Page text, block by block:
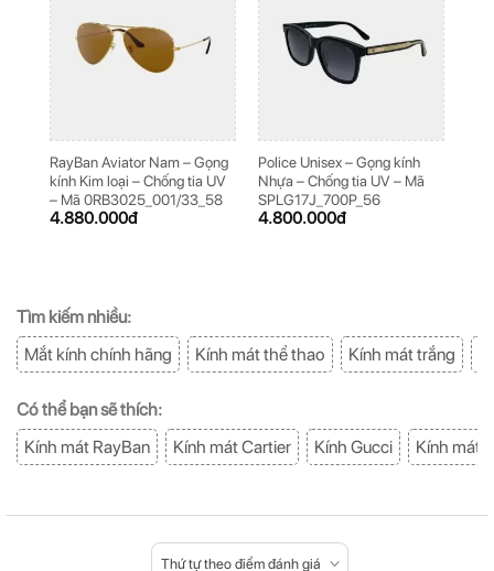
RayBan Aviator Nam – Gọng
kính Kim loại – Chống tia UV
– Mã 0RB3025_001/33_58
4.880.000đ
Police Unisex – Gọng kính
Nhựa – Chống tia UV – Mã
SPLG17J_700P_56
4.800.000đ
Tìm kiếm nhiều:
Mắt kính chính hãng
Kính mát thể thao Kính mát trắng
Có thể bạn sẽ thích:
Kính mát RayBan
Kính mát Cartier Kính Gucci Kính mát
Thứ tự theo điểm đánh giá